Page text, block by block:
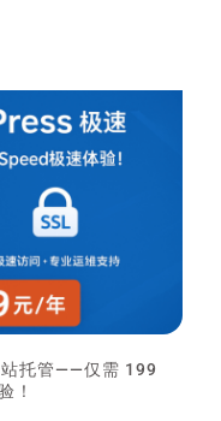
托管——仅需 199
！